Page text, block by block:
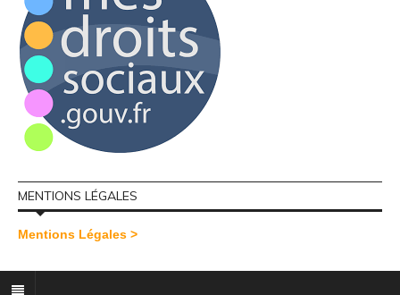
MENTIONS LÉGALES
Mentions Légales >